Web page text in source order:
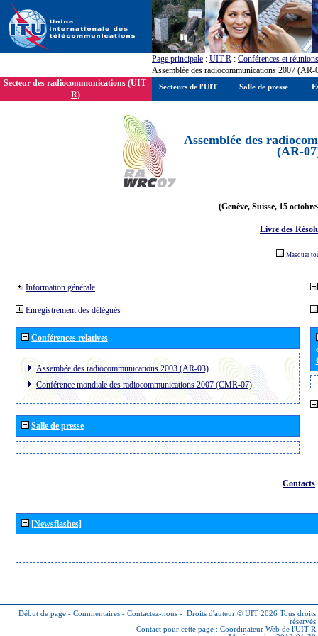
Page principale : UIT-R : Conférences et réunions
Assemblée des radiocommunications 2007 (AR-
Secteur des radiocommunications (UIT-
R)
Assemblée des
(AR-
(Genève, Suisse, 15
Livre des
Masquer
Information générale
Enregistrement des délégués
Conférences relatives
Assembée des radiocommunications 2003 (AR-03)
Conférence mondiale des radiocommunications 2007 (CMR-07)
Salle de presse
Contacts
[Newsflashes]
Début de page - Commentaires - Contactez-nous - Droits d'auteur © UIT 2026 Tous droits
réservés
Contact pour cette page : Coordinateur Web de l'UIT-R
Secteurs de l'UIT Salle de presse